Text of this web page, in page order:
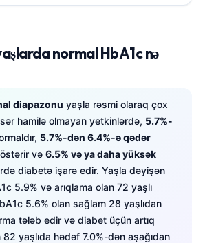
normal HbA1c nə
diapazonu yaşla rəsmi olaraq çox
hamilə olmayan yetkinlərdə, 5.7%-
5.7%-dən 6.4%-ə qədər
və 6.5% və ya daha yüksək
diabetə işarə edir. Yaşla dəyişən
5.9% və arıqlama olan 72 yaşlı
5.6% olan sağlam 28 yaşlıdan
tələb edir və diabet üçün artıq
82 yaşlıda hədəf 7.0%-dən aşağıdan